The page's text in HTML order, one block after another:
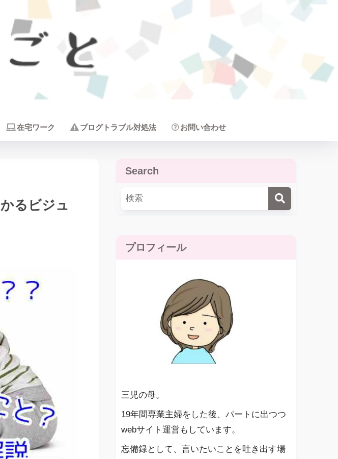
在宅ワーク ブログトラブル対処法 お問い合わせ
るビジュ
Search
プロフィール
三児の母。
19年間専業主婦をした後、パートに出つつ
webサイト運営もしています。
忘備録として、言いたいことを吐き出す場